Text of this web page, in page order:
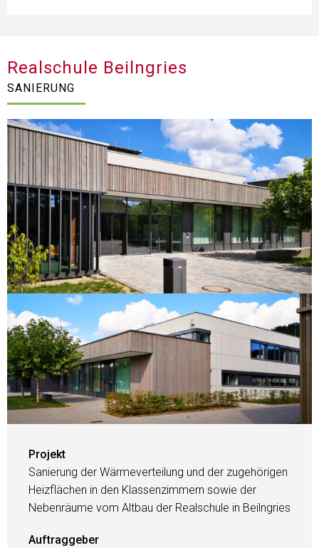
Realschule Beilngries
SANIERUNG
Projekt
Sanierung der Wärmeverteilung und der zugehörigen
Heizflächen in den Klassenzimmern sowie der
Nebenräume vom Altbau der Realschule in Beilngries
Auftraggeber